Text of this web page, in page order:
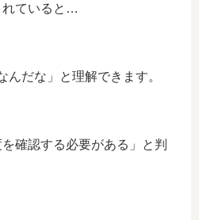
れていると…
んだな」と理解できます。
確認する必要がある」と判